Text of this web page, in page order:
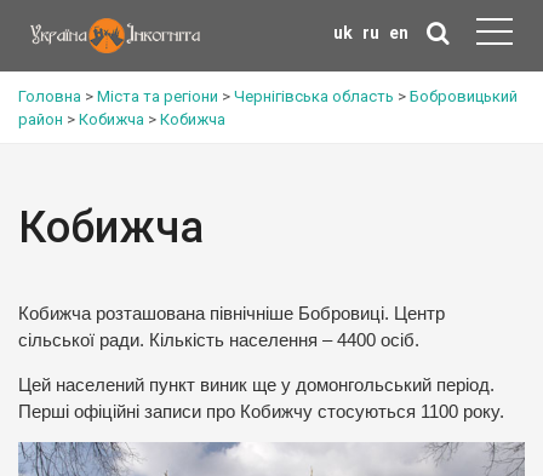
uk ru en
Головна > Міста та регіони > Чернігівська область > Бобровицький
район > Кобижча > Кобижча
Кобижча
Кобижча розташована північніше Бобровиці. Центр
сільської ради. Кількість населення – 4400 осіб.
Цей населений пункт виник ще у домонгольський період.
Перші офіційні записи про Кобижчу стосуються 1100 року.